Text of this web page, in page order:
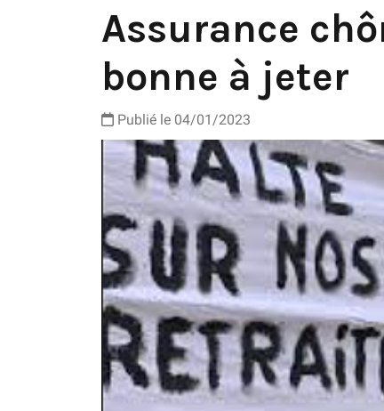
Assurance
bonne à jeter
Publié le 04/01/2023